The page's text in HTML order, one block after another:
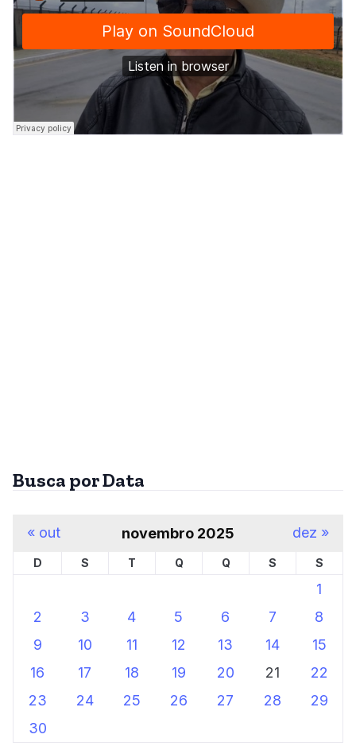
Busca por Data
novembro 2025
D S T Q Q S S
1
2
3 4 5 6 7
8
9
10 11 12 13 14
15
16
17 18 19 20 21
22
23
24 25 26 27 28
29
30
« out dez »